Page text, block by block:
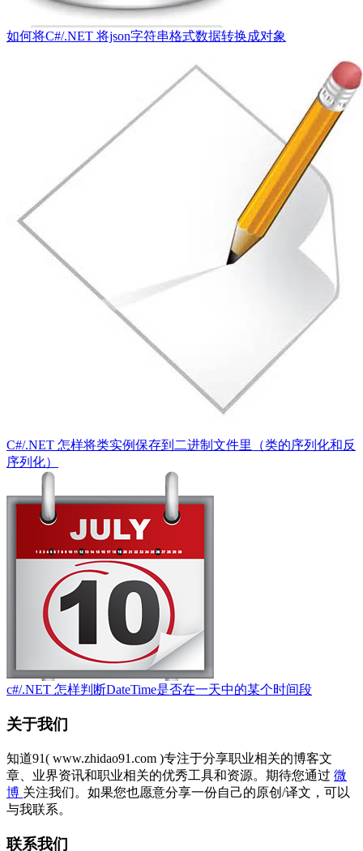
如何将C#/.NET 将json字符串格式数据转换成对象
C#/.NET 怎样将类实例保存到二进制文件里（类的序列化和反
序列化）
c#/.NET 怎样判断DateTime是否在一天中的某个时间段
关于我们
知道91( www.zhidao91.com )专注于分享职业相关的博客文
章、业界资讯和职业相关的优秀工具和资源。期待您通过 微
博 关注我们。如果您也愿意分享一份自己的原创/译文，可以
与我联系。
联系我们